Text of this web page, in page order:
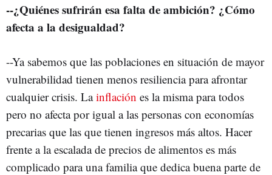
--¿Quiénes sufrirán esa falta de ambición? ¿Cómo
afecta a la desigualdad?
--Ya sabemos que las poblaciones en situación de mayor
vulnerabilidad tienen menos resiliencia para afrontar
cualquier crisis. Lainflación es la misma para todos
pero no afecta por igual a las personas con economías
precarias que las que tienen ingresos más altos. Hacer
frente a la escalada de precios de alimentos es más
complicado para una familia que dedica buena parte de